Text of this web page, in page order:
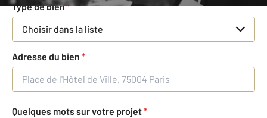
Type de bien*
Choisir dans la liste
Adresse du bien *
Quelques mots sur votre projet*